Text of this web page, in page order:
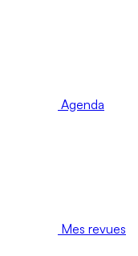
Agenda
Mes revues